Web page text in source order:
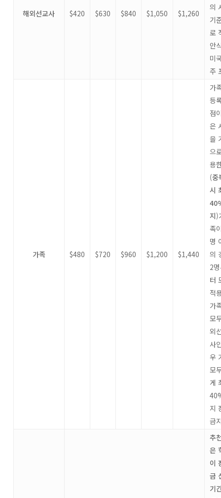
해외선교사 $420 $630 $840 $1,050 $1,260
의
기
로
안
미
주
가족 $480 $720 $960 $1,200 $1,440
가
등
점
은
을
으
용
(중
시
지)
족
명
의
2
터
적
가
모
외
사
우
모
게
지
금
추
은
이
금
기